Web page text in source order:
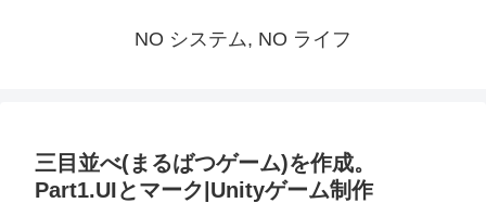
NO システム, NO ライフ
三目並べ(まるばつゲーム)を作成。
Part1.UIとマーク|Unityゲーム制作